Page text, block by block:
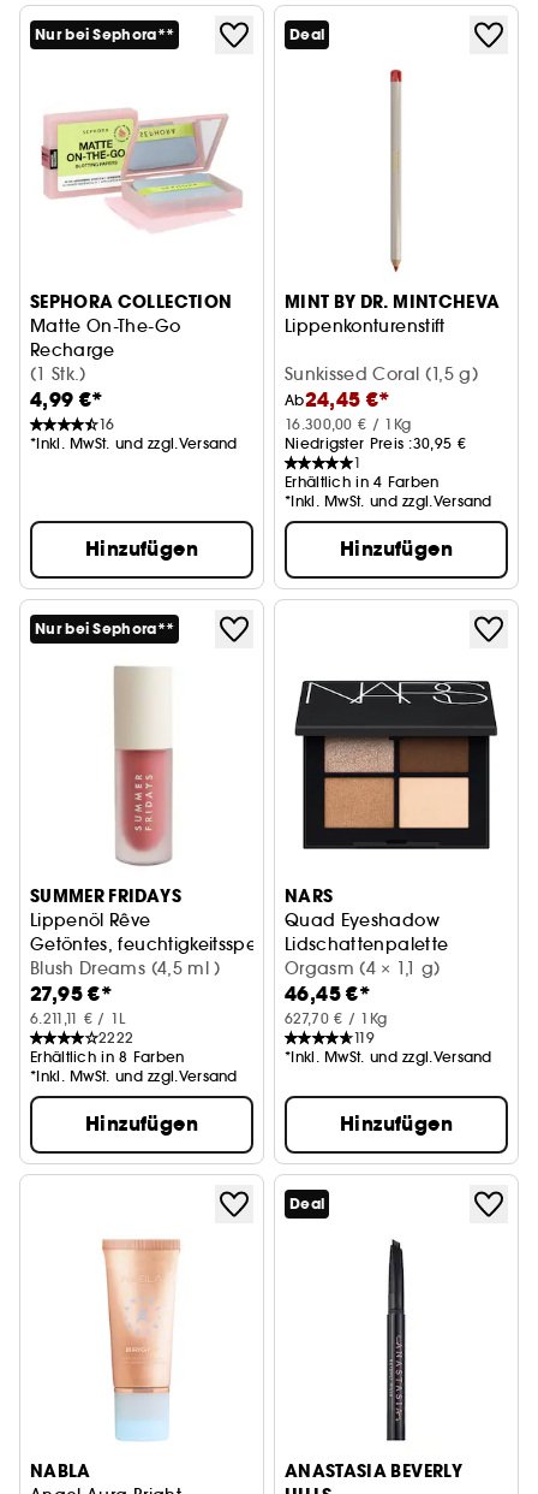
Nur bei Sephora**
SEPHORA COLLECTION
Matte On-The-Go
Recharge
Nachfüllpackung mattierende Papiere
(1 Stk.)
4,99 €*
16
*Inkl. MwSt. und zzgl.Versand
Hinzufügen
Deal
MINT BY DR. MINTCHEVA
Lippenkonturenstift
Sunkissed Coral (1,5 g)
Ab24,45 €*
16.300,00 € / 1Kg
Niedrigster Preis :30,95 €
1
Erhältlich in 4 Farben
*Inkl. MwSt. und zzgl.Versand
Hinzufügen
Nur bei Sephora**
SUMMER FRIDAYS
Lippenöl Rêve
Getöntes, feuchtigkeitsspendendes Lippenöl
Blush Dreams (4,5 ml )
27,95 €*
6.211,11 € / 1L
2222
Erhältlich in 8 Farben
*Inkl. MwSt. und zzgl.Versand
Hinzufügen
NARS
Quad Eyeshadow
Lidschattenpalette
Orgasm (4 × 1,1 g)
46,45 €*
627,70 € / 1Kg
119
*Inkl. MwSt. und zzgl.Versand
Hinzufügen
NABLA
Deal
ANASTASIA BEVERLY